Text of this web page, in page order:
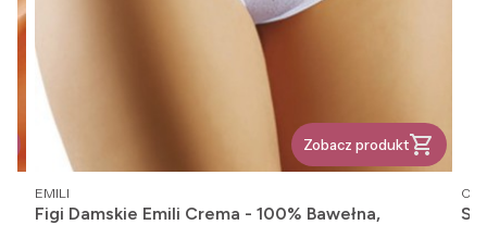
Zobacz produkt
PRODUCENT
EMILI
Figi Damskie Emili Crema - 100% Bawełna,